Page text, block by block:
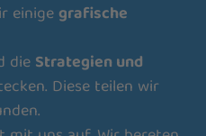
einigegrafische
dieStrategien und
Diese teilen wir